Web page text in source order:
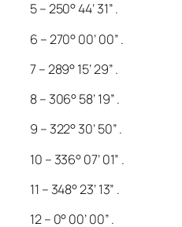
5 – 250° 44’ 31” .
6 – 270° 00’ 00” .
7 – 289° 15’ 29” .
8 – 306° 58’ 19” .
9 – 322° 30’ 50” .
10 – 336° 07’ 01” .
11 – 348° 23’ 13” .
12 – 0° 00’ 00” .